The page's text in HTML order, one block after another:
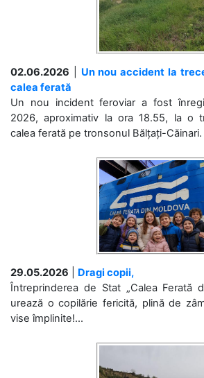
02.06.2026
Un nou accident la
calea ferată
Un nou incident feroviar a fost
2026, aproximativ la ora 18.55, la o
calea ferată pe tronsonul Bălțați-Căinari.
29.05.2026
Dragi copii,
Întreprinderea de Stat „Calea Ferată
urează o copilărie fericită, plină de
vise împlinite!...